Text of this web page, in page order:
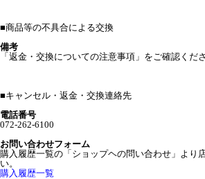
■商品等の不具合による交換
備考
「返金・交換についての注意事項」をご確認くださ
■キャンセル・返金・交換連絡先
電話番号
072-262-6100
お問い合わせフォーム
購入履歴一覧の「ショップヘの問い合わせ」より
い。
購入履歴一覧